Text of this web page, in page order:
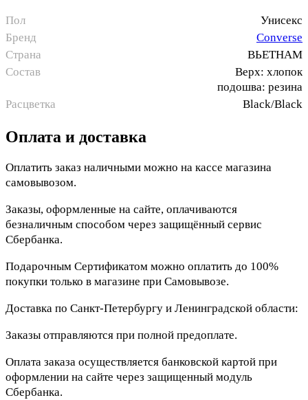
Пол
Унисекс
Бренд
Converse
Страна
ВЬЕТНАМ
Состав
Верх: хлопок
подошва: резина
Расцветка
Black/Black
Оплата и доставка
Оплатить заказ наличными можно на кассе магазина
самовывозом.
Заказы, оформленные на сайте, оплачиваются
безналичным способом через защищённый сервис
Сбербанка.
Подарочным Сертификатом можно оплатить до 100%
покупки только в магазине при Самовывозе.
Доставка по Санкт-Петербургу и Ленинградской области:
Заказы отправляются при полной предоплате.
Оплата заказа осуществляется банковской картой при
оформлении на сайте через защищенный модуль
Сбербанка.